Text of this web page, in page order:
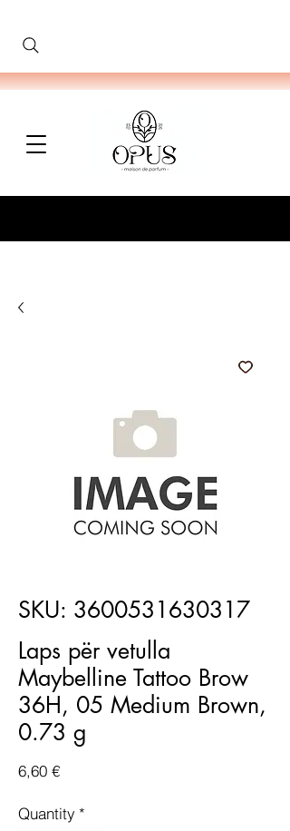
SKU: 3600531630317
Laps për vetulla
Maybelline Tattoo Brow
36H, 05 Medium Brown,
0.73 g
6,60 €Price
Quantity *